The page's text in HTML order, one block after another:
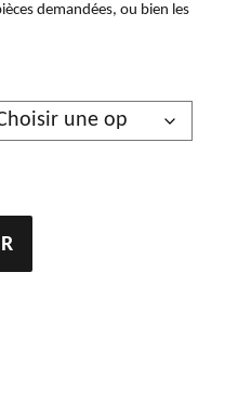
demandées, ou bien les